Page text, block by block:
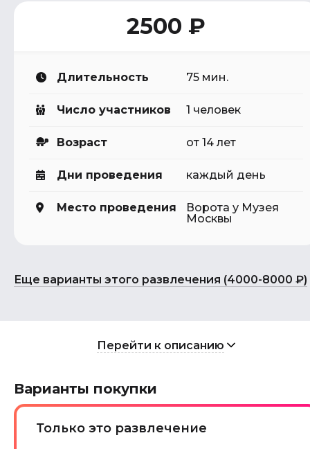
2500 ₽
Длительность 75 мин.
Число участников 1 человек
Возраст от 14 лет
Дни проведения каждый день
Место проведения
Ворота у Музея
Москвы
Еще варианты этого развлечения (4000-8000 ₽)
Перейти к описанию
Варианты покупки
Только это развлечение